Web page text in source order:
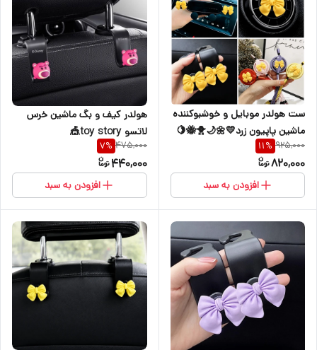
ست هولدر موبایل و‌ خوشبوکننده
ماشین پاپیون زرد💛🌼🌙🐥🐝🍋
🍯🚕📒
925,000
11%
820,000
افزودن به سبد
هولدر کیف و بگ ماشین خرس
لاتسو toy story🎪
475,000
7%
440,000
افزودن به سبد